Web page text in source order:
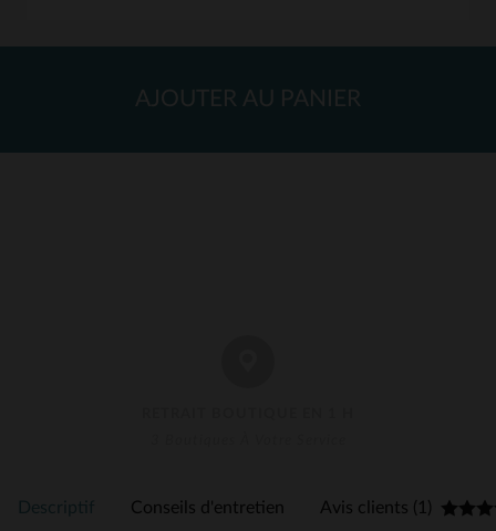
AJOUTER AU PANIER
Descriptif Conseils d'entretien Avis clients (1)